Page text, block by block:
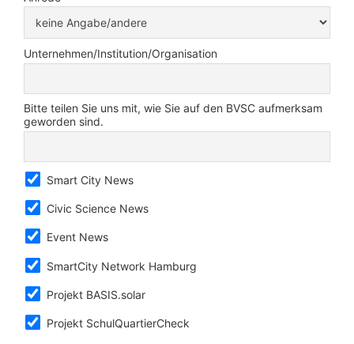
Unternehmen/Institution/Organisation
Bitte teilen Sie uns mit, wie Sie auf den BVSC aufmerksam
geworden sind.
Smart City News
Civic Science News
Event News
SmartCity Network Hamburg
Projekt BASIS.solar
Projekt SchulQuartierCheck